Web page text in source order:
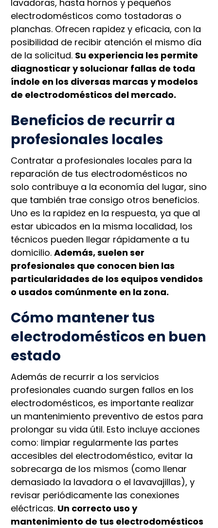
lavadoras, hasta hornos y pequeños
electrodomésticos como tostadoras o
planchas. Ofrecen rapidez y eficacia, con la
posibilidad de recibir atención el mismo día
de la solicitud. Su experiencia les permite
diagnosticar y solucionar fallas de toda
índole en los diversas marcas y modelos
de electrodomésticos del mercado.
Beneficios de recurrir a
profesionales locales
Contratar a profesionales locales para la
reparación de tus electrodomésticos no
solo contribuye a la economía del lugar, sino
que también trae consigo otros beneficios.
Uno es la rapidez en la respuesta, ya que al
estar ubicados en la misma localidad, los
técnicos pueden llegar rápidamente a tu
domicilio.Además, suelen ser
profesionales que conocen bien las
particularidades de los equipos vendidos
o usados comúnmente en la zona.
Cómo mantener tus
electrodomésticos en buen
estado
Además de recurrir a los servicios
profesionales cuando surgen fallos en los
electrodomésticos, es importante realizar
un mantenimiento preventivo de estos para
prolongar su vida útil. Esto incluye acciones
como: limpiar regularmente las partes
accesibles del electrodoméstico, evitar la
sobrecarga de los mismos (como llenar
demasiado la lavadora o el lavavajillas), y
revisar periódicamente las conexiones
eléctricas. Un correcto uso y
mantenimiento de tus electrodomésticos